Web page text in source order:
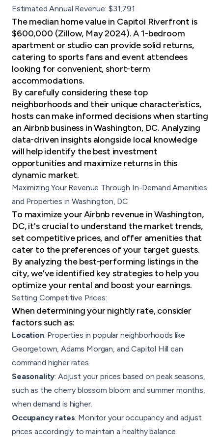
Estimated Annual Revenue: $31,791
The median home value in Capitol Riverfront is
$600,000 (Zillow, May 2024). A 1-bedroom
apartment or studio can provide solid returns,
catering to sports fans and event attendees
looking for convenient, short-term
accommodations.
By carefully considering these top
neighborhoods and their unique characteristics,
hosts can make informed decisions when starting
an Airbnb business in Washington, DC. Analyzing
data-driven insights alongside local knowledge
will help identify the best investment
opportunities and maximize returns in this
dynamic market.
Maximizing Your Revenue Through In-Demand Amenities
and Properties in Washington, DC
To maximize your Airbnb revenue in Washington,
DC, it's crucial to understand the market trends,
set competitive prices, and offer amenities that
cater to the preferences of your target guests.
By analyzing the best-performing listings in the
city, we've identified key strategies to help you
optimize your rental and boost your earnings.
Setting Competitive Prices:
When determining your nightly rate, consider
factors such as:
Location: Properties in popular neighborhoods like
Georgetown, Adams Morgan, and Capitol Hill can
command higher rates.
Seasonality: Adjust your prices based on peak seasons,
such as the cherry blossom bloom and summer months,
when demand is higher.
Occupancy rates: Monitor your occupancy and adjust
prices accordingly to maintain a healthy balance